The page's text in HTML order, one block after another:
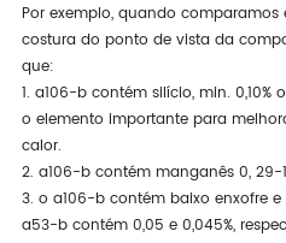
Por exemplo, quando
costura do ponto de vista da
que:
1. a106-b contém silício, min. 0,10%
o elemento importante para
calor.
2. a106-b contém manganês 0, 29-
3. o a106-b contém baixo enxofre
a53-b contém 0,05 e 0,045%,